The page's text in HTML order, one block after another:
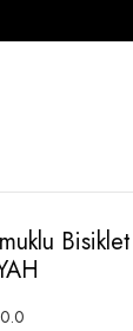
0.0